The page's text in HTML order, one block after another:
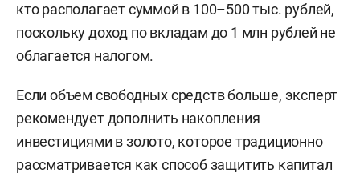
кто располагает суммой в 100–500 тыс. рублей,
поскольку доход по вкладам до 1 млн рублей не
облагается налогом.
Если объем свободных средств больше, эксперт
рекомендует дополнить накопления
инвестициями в золото, которое традиционно
рассматривается как способ защитить капитал